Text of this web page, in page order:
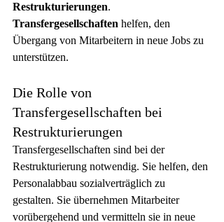
Restrukturierungen.
Transfergesellschaften helfen, den
Übergang von Mitarbeitern in neue Jobs zu
unterstützen.
Die Rolle von
Transfergesellschaften bei
Restrukturierungen
Transfergesellschaften sind bei der
Restrukturierung notwendig. Sie helfen, den
Personalabbau sozialverträglich zu
gestalten. Sie übernehmen Mitarbeiter
vorübergehend und vermitteln sie in neue